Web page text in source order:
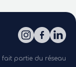
fait partie du réseau